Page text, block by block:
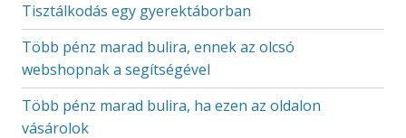
Tisztálkodás egy gyerektáborban
Több pénz marad bulira, ennek az olcsó
webshopnak a segítségével
Több pénz marad bulira, ha ezen az oldalon
vásárolok